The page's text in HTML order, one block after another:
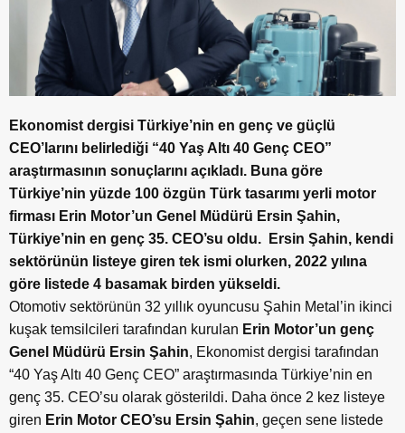
Ekonomist dergisi Türkiye’nin en genç ve güçlü
CEO’larını belirlediği “40 Yaş Altı 40 Genç CEO”
araştırmasının sonuçlarını açıkladı. Buna göre
Türkiye’nin yüzde 100 özgün Türk tasarımı yerli motor
firması Erin Motor’un Genel Müdürü Ersin Şahin,
Türkiye’nin en genç 35. CEO’su oldu.
Ersin Şahin, kendi
sektörünün listeye giren tek ismi olurken, 2022 yılına
göre listede 4 basamak birden yükseldi.
Otomotiv sektörünün 32 yıllık oyuncusu Şahin Metal’in ikinci
kuşak temsilcileri tarafından kurulan Erin Motor’un genç
Genel Müdürü Ersin Şahin, Ekonomist dergisi tarafından
“40 Yaş Altı 40 Genç CEO” araştırmasında Türkiye’nin en
genç 35. CEO’su olarak gösterildi. Daha önce 2 kez listeye
giren Erin Motor CEO’su Ersin Şahin, geçen sene listede